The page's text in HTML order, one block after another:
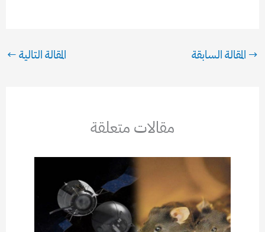
→ المقالة السابقة المقالة التالية←
مقالات متعلقة